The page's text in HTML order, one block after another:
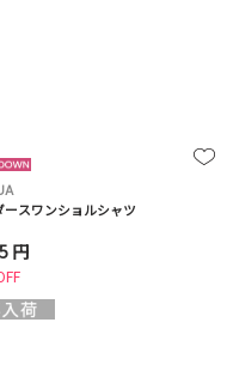
ースワンショルシャツ
円